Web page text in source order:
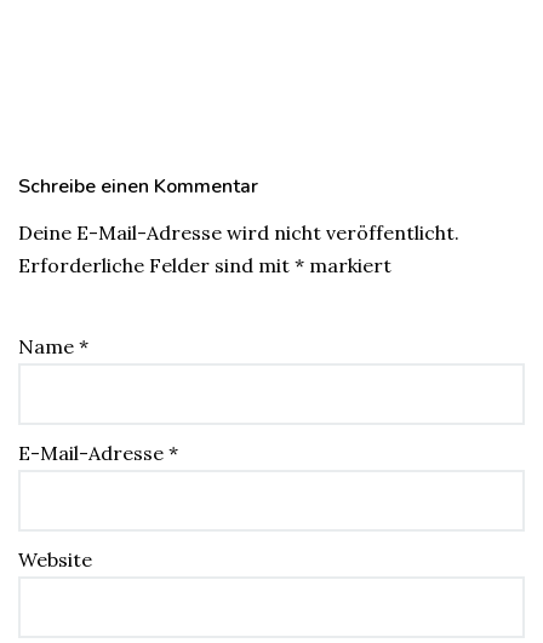
Schreibe einen Kommentar
Deine E-Mail-Adresse wird nicht veröffentlicht.
Erforderliche Felder sind mit * markiert
Name *
E-Mail-Adresse *
Website